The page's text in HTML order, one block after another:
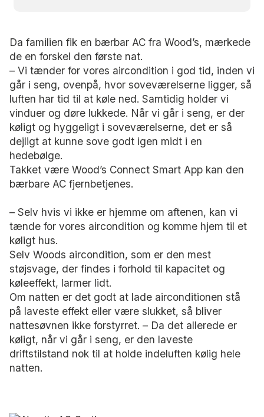
Da familien fik en bærbar AC fra Wood’s, mærkede
de en forskel den første nat.
– Vi tænder for vores aircondition i god tid, inden vi
går i seng, ovenpå, hvor soveværelserne ligger, så
luften har tid til at køle ned. Samtidig holder vi
vinduer og døre lukkede. Når vi går i seng, er der
køligt og hyggeligt i soveværelserne, det er så
dejligt at kunne sove godt igen midt i en
hedebølge.
Takket være Wood’s Connect Smart App kan den
bærbare AC fjernbetjenes.
– Selv hvis vi ikke er hjemme om aftenen, kan vi
tænde for vores aircondition og komme hjem til et
køligt hus.
Selv Woods aircondition, som er den mest
støjsvage, der findes i forhold til kapacitet og
køleeffekt, larmer lidt.
Om natten er det godt at lade airconditionen stå
på laveste effekt eller være slukket, så bliver
nattesøvnen ikke forstyrret. – Da det allerede er
køligt, når vi går i seng, er den laveste
driftstilstand nok til at holde indeluften kølig hele
natten.